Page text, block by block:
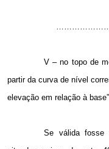
V – no topo de
partir da curva de nível
elevação em relação à
Se válida fosse